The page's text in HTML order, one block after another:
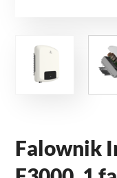
Falownik